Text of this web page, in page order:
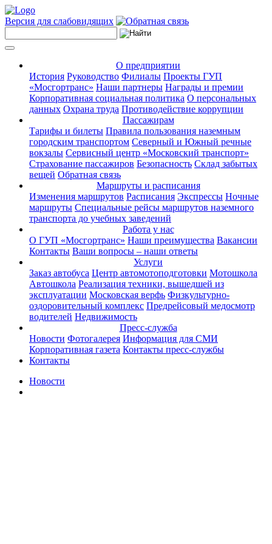
Версия для слабовидящих
О предприятии
История Руководство Филиалы Проекты ГУП
«Мосгортранс» Наши партнеры Награды и премии
Корпоративная социальная политика О персональных
данных Охрана труда Противодействие коррупции
Пассажирам
Тарифы и билеты Правила пользования наземным
городским транспортом Северный и Южный речные
вокзалы Сервисный центр «Московский транспорт»
Страхование пассажиров Безопасность Склад забытых
вещей Обратная связь
Маршруты и расписания
Изменения маршрутов Расписания Экспрессы Ночные
маршруты Специальные рейсы маршрутов наземного
транспорта до учебных заведений
Работа у нас
О ГУП «Мосгортранс» Наши преимущества Вакансии
Контакты Ваши вопросы – наши ответы
Услуги
Заказ автобуса Центр автомотоподготовки Мотошкола
Автошкола Реализация техники, вышедшей из
эксплуатации Московская верфь Физкультурно-
оздоровительный комплекс Предрейсовый медосмотр
водителей Недвижимость
Пресс-служба
Новости Фотогалерея Информация для СМИ
Корпоративная газета Контакты пресс-службы
Контакты
Новости